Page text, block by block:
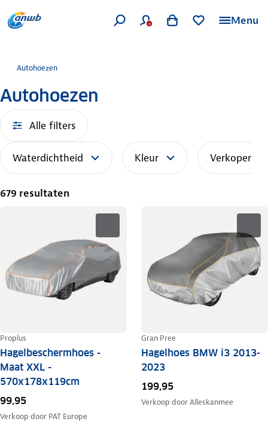
Menu
Autohoezen
Autohoezen
Alle filters
Waterdichtheid Kleur Verkoper
679 resultaten
Proplus
Hagelbeschermhoes -
Maat XXL -
570x178x119cm
99,95
Verkoop door PAT Europe
Gran Pree
Hagelhoes BMW i3 2013-
2023
199,95
Verkoop doorAlleskanmee